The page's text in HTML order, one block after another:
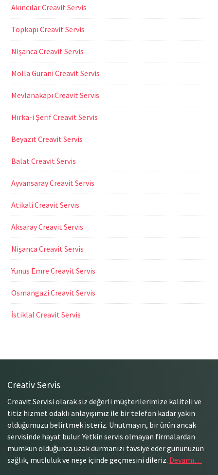
Akıncılar Creavit Servis
Topkapı Creavit Servis
Nişanca Creavit Servis
Molla Gürani Creavit Servis
Mevlanakapı Creavit Servis
Hırka-i Şerif Creavit Servis
Beyazıt Creavit Servis
Balat Creavit Servis
Ayvansaray Creavit Servis
Atikali Creavit Servis
Aksaray Creavit Servis
Nişanca Creavit Servis
Yunus Emre Creavit Servis
Osmangazi Creavit Servis
İstiklal Creavit Servis
Creativ Servis
Creavit Servisi olarak siz değerli müşterilerimize kaliteli ve
titiz hizmet odaklı anlayışımız ile bir telefon kadar yakın
olduğumuzu belirtmek isteriz. Unutmayın, bir ürün ancak
servisinde hayat bulur. Yetkin servis olmayan firmalardan
mümkün olduğunca uzak durmanızı tavsiye eder gününüzün
sağlık, mutluluk ve neşe içinde geçmesini dileriz. Devamı…